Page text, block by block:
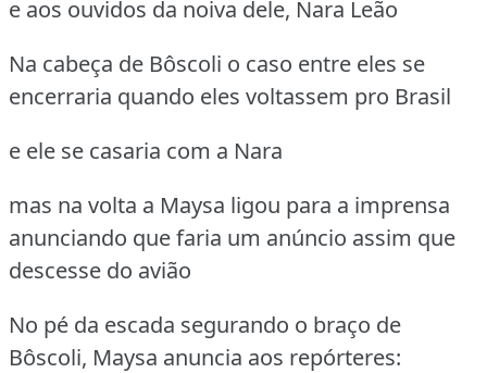
e aos ouvidos da noiva dele, Nara Leão
Na cabeça de Bôscoli o caso entre eles se
encerraria quando eles voltassem pro Brasil
e ele se casaria com a Nara
mas na volta a Maysa ligou para a imprensa
anunciando que faria um anúncio assim que
descesse do avião
No pé da escada segurando o braço de
Bôscoli, Maysa anuncia aos repórteres: